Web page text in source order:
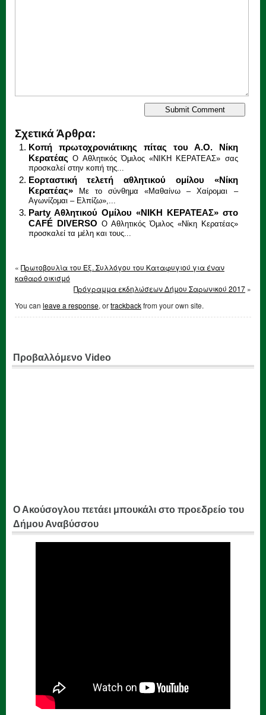
Σχετικά Άρθρα:
Κοπή πρωτοχρονιάτικης πίτας του Α.Ο. Νίκη
Κερατέας O Αθλητικός Όμιλος «ΝΙΚΗ ΚΕΡΑΤΕΑΣ» σας
προσκαλεί στην κοπή της...
Eορταστική τελετή αθλητικού ομίλου «Νίκη
Kερατέας»
Με το σύνθημα «Μαθαίνω – Χαίρομαι –
Αγωνίζομαι – Ελπίζω»,...
Party Αθλητικού Ομίλου «ΝΙΚΗ ΚΕΡΑΤΕΑΣ» στο
CAFÉ DIVERSO Ο Αθλητικός Όμιλος «Νίκη Κερατέας»
προσκαλεί τα μέλη και τους...
« Πρωτοβουλία του Εξ. Συλλόγου του Καταφυγιού για έναν
καθαρό οικισμό
Πρόγραμμα εκδηλώσεων Δήμου Σαρωνικού 2017 »
You can leave a response, ortrackbackfrom your own site.
Προβαλλόμενο Video
Ο Ακούσογλου πετάει μπουκάλι στο προεδρείο του
Δήμου Αναβύσσου